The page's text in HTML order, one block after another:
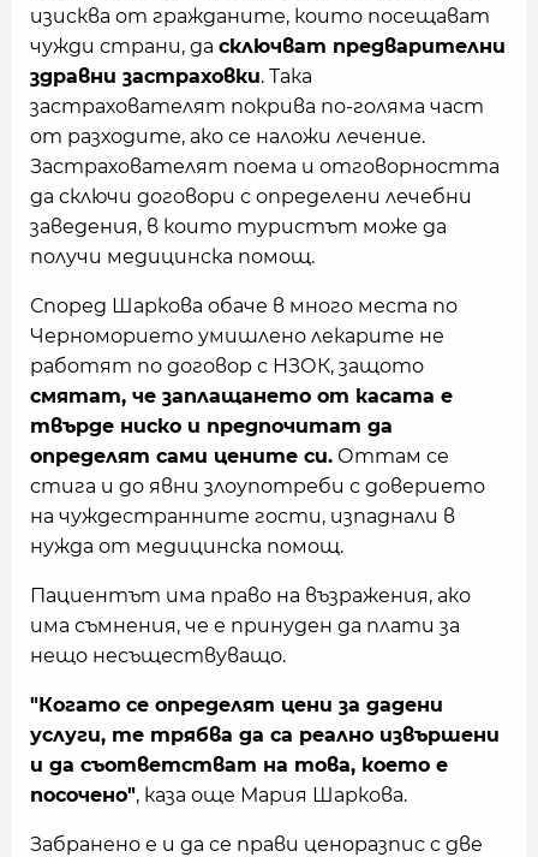
изисква от гражданите, които посещават
чужди страни, да сключват предварителни
здравни застраховки. Така
застрахователят покрива по-голяма част
от разходите, ако се наложи лечение.
Застрахователят поема и отговорността
да сключи договори с определени лечебни
заведения, в които туристът може да
получи медицинска помощ.
Според Шаркова обаче в много места по
Черноморието умишлено лекарите не
работят по договор с НЗОК, защото
смятат, че заплащането от касата е
твърде ниско и предпочитат да
определят сами цените си. Оттам се
стига и до явни злоупотреби с доверието
на чуждестранните гости, изпаднали в
нужда от медицинска помощ.
Пациентът има право на възражения, ако
има съмнения, че е принуден да плати за
нещо несъществуващо.
"Когато се определят цени за дадени
услуги, те трябва да са реално извършени
и да съответстват на това, което е
посочено", каза още Мария Шаркова.
Забранено е и да се прави ценоразпис с две